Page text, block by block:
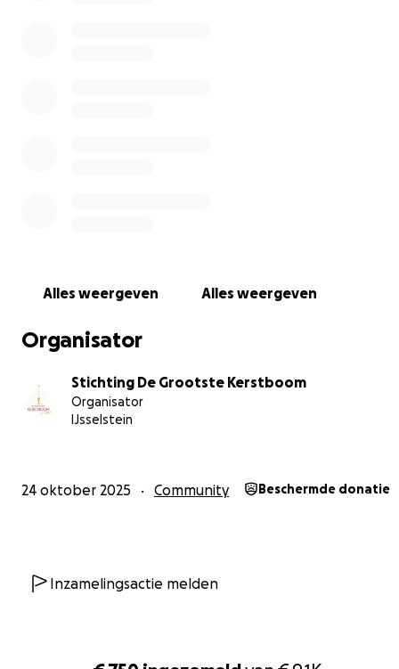
Alles weergeven Alles weergeven
Organisator
Stichting De Grootste Kerstboom
Organisator
IJsselstein
24 oktober 2025 Community Beschermde donatie
Inzamelingsactie melden